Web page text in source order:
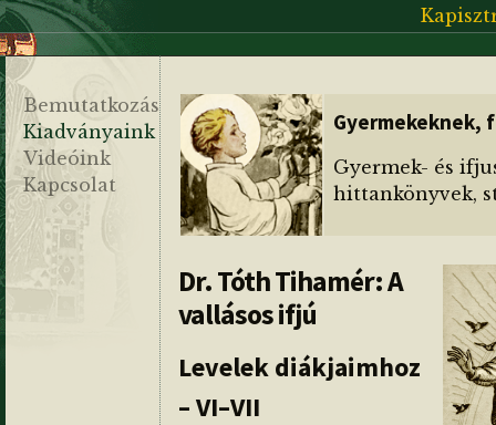
Bemutatkozás
Kiadványaink
Videóink
Kapcsolat
Gyermekeknek,
Gyermek- és
hittankönyvek,
Dr. Tóth Tihamér: A
vallásos ifjú
Levelek diákjaimhoz
– VI–VII